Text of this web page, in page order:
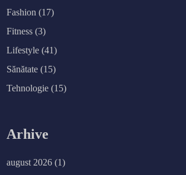
Fashion (17)
Fitness (3)
Lifestyle (41)
Sănătate (15)
Tehnologie (15)
Arhive
august 2026 (1)